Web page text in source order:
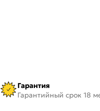
Гарантия
Гарантийный срок 18